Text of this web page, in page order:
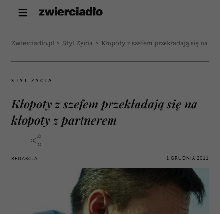
Zwierciadlo.pl > Styl Życia > Kłopoty z szefem przekładają się na
STYL ŻYCIA
Kłopoty z szefem przekładają się na
kłopoty z partnerem
REDAKCJA 1 GRUDNIA 2011